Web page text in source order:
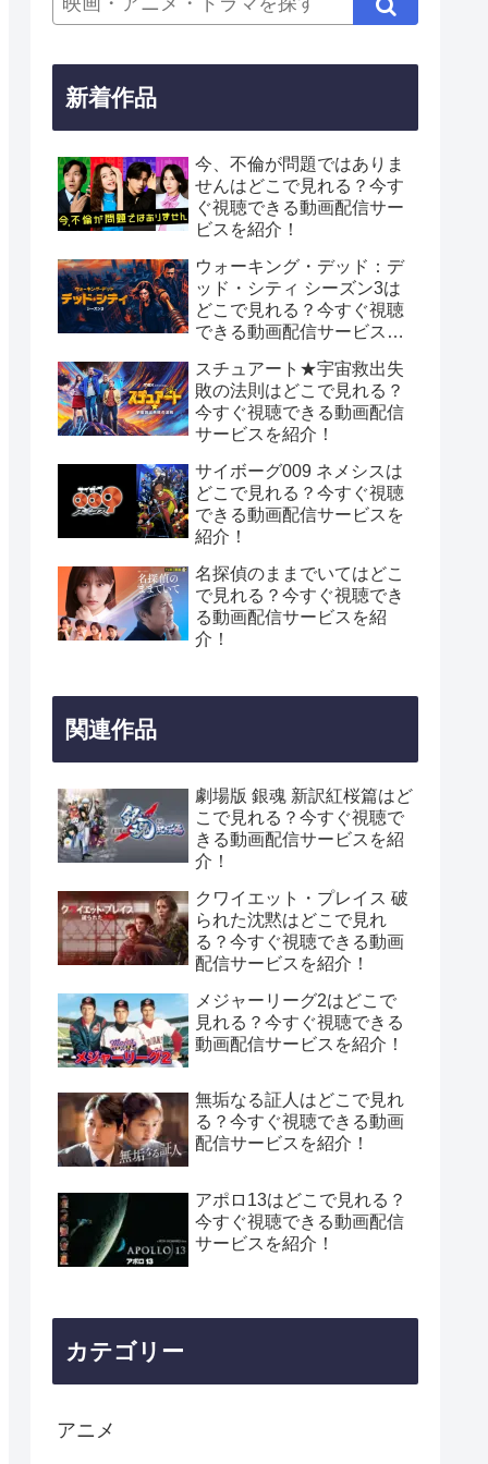
新着作品
今、不倫が問題ではありま
せんはどこで見れる？今す
ぐ視聴できる動画配信サー
ビスを紹介！
ウォーキング・デッド：デ
ッド・シティ シーズン3は
どこで見れる？今すぐ視聴
できる動画配信サービスを
スチュアート★宇宙救出失
敗の法則はどこで見れる？
今すぐ視聴できる動画配信
サービスを紹介！
サイボーグ009 ネメシスは
どこで見れる？今すぐ視聴
できる動画配信サービスを
紹介！
名探偵のままでいてはどこ
で見れる？今すぐ視聴でき
る動画配信サービスを紹
介！
関連作品
劇場版 銀魂 新訳紅桜篇はど
こで見れる？今すぐ視聴で
きる動画配信サービスを紹
介！
クワイエット・プレイス 破
られた沈黙はどこで見れ
る？今すぐ視聴できる動画
配信サービスを紹介！
メジャーリーグ2はどこで
見れる？今すぐ視聴できる
動画配信サービスを紹介！
無垢なる証人はどこで見れ
る？今すぐ視聴できる動画
配信サービスを紹介！
アポロ13はどこで見れる？
今すぐ視聴できる動画配信
サービスを紹介！
カテゴリー
アニメ